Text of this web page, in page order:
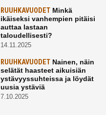
RUUHKAVUODETMinkä
ikäiseksi vanhempien pitäisi
auttaa lastaan
taloudellisesti?
14.11.2025
RUUHKAVUODETNainen, näin
selätät haasteet aikuisiän
ystävyyssuhteissa ja löydät
uusia ystäviä
7.10.2025